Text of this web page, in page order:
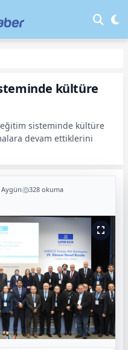
kültüre
sisteminde kültüre
devam ettiklerini
328 okuma